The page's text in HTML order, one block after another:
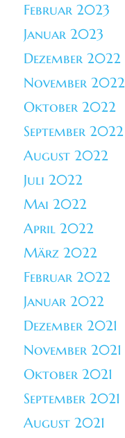
Februar 2023
Januar 2023
Dezember 2022
November 2022
Oktober 2022
September 2022
August 2022
Juli 2022
Mai 2022
April 2022
März 2022
Februar 2022
Januar 2022
Dezember 2021
November 2021
Oktober 2021
September 2021
August 2021